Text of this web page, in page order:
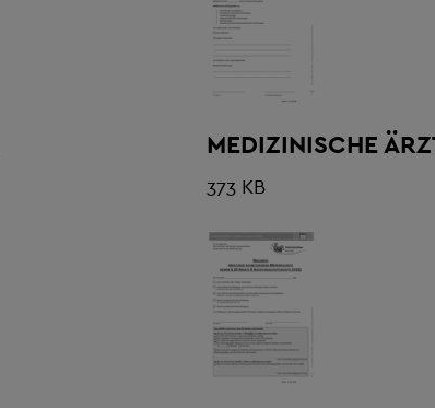
MEDIZINISCHE
373 KB